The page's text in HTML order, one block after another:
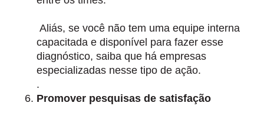
Aliás, se você não tem uma equipe interna
capacitada e disponível para fazer esse
diagnóstico, saiba que há empresas
especializadas nesse tipo de ação.
.
Promover pesquisas de satisfação